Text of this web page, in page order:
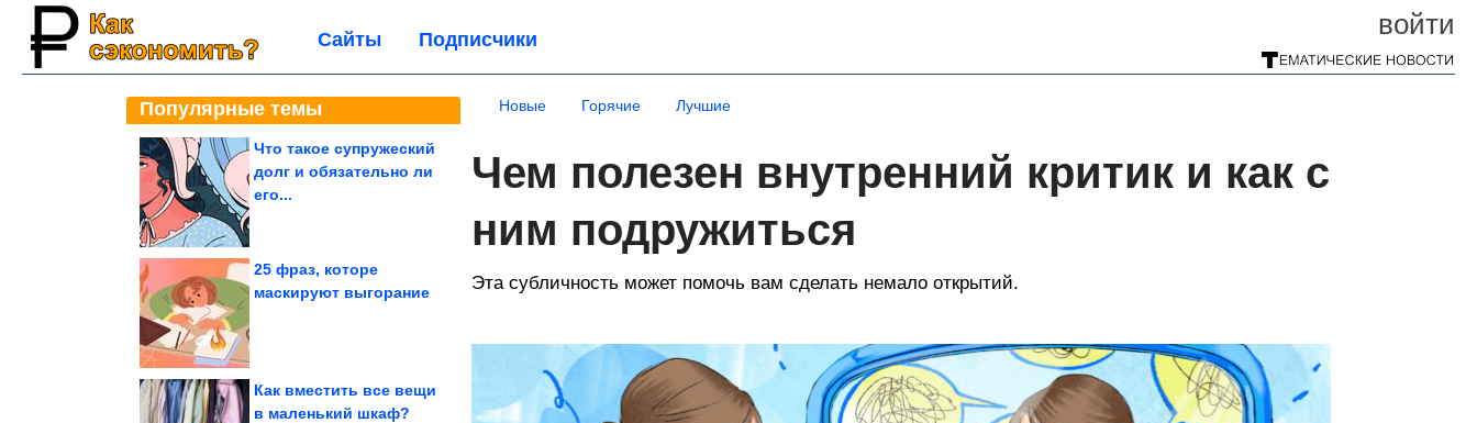
войти
Сайты Подписчики
Популярные темы
Что такое супружеский
долг и обязательно ли
его...
25 фраз, которе
маскируют выгорание
Как вместить все вещи
в маленький шкаф?
Новые Горячие Лучшие
Чем полезен внутренний критик и как с
ним подружиться
Эта субличность может помочь вам сделать немало открытий.